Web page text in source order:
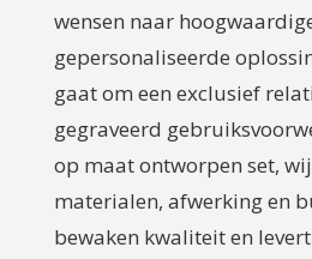
wensen naar
gepersonaliseerde
gaat om een exclusief
gegraveerd
op maat ontworpen set,
materialen, afwerking en
bewaken kwaliteit en